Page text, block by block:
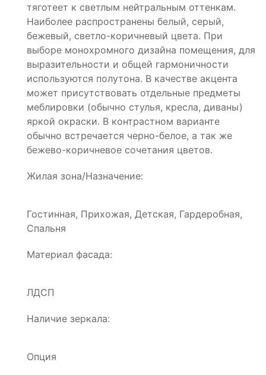
тяготеет к светлым нейтральным оттенкам.
Наиболее распространены белый, серый,
бежевый, светло-коричневый цвета. При
выборе монохромного дизайна помещения, для
выразительности и общей гармоничности
используются полутона. В качестве акцента
может присутствовать отдельные предметы
меблировки (обычно стулья, кресла, диваны)
яркой окраски. В контрастном варианте
обычно встречается черно-белое, а так же
бежево-коричневое сочетания цветов.
Жилая зона/Назначение:
Гостинная, Прихожая, Детская, Гардеробная,
Спальня
Материал фасада:
ЛДСП
Наличие зеркала:
Опция